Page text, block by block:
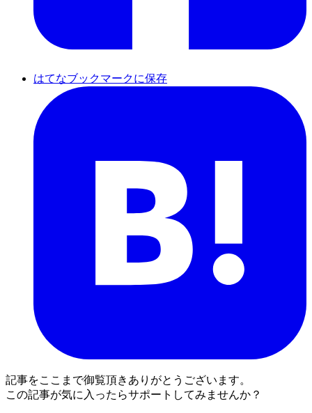
はてなブックマークに保存
記事をここまで御覧頂きありがとうございます。
この記事が気に入ったらサポートしてみませんか？